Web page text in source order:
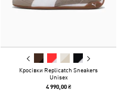
Кросівки Replicatch Sneakers
Unisex
4 990,00 ₴